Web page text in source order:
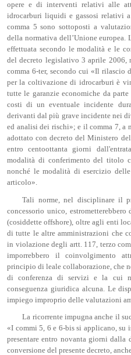
opere e di interventi relativi alle
idrocarburi liquidi e gassosi relativi
comma 5 sono sottoposti a
della normativa dell’Unione
effettuata secondo le modalità e le
del decreto legislativo 3 aprile 2006,
comma 6-ter, secondo cui «Il rilascio
per la coltivazione di idrocarburi è
tutte le garanzie economiche da
costi di un eventuale incidente
derivanti dal più grave incidente nei
ed analisi dei rischi»; e il comma 7, a
adottato con decreto del Ministero
entro centoottanta giorni
modalità di conferimento del titolo
nonché le modalità di esercizio
articolo».
Tali norme, nel disciplinare il
concessorio unico,
(cosiddette offshore), oltre agli enti
di tutte le altre amministrazioni che
in violazione degli artt. 117, terzo
imporrebbero il coinvolgimento
principio di leale collaborazione, che
di conferenza di servizi e la cui
conseguenza giuridica alcuna. Le
impiego improprio delle valutazioni
La ricorrente impugna anche il
«I commi 5, 6 e 6-bis si applicano, su
presentare entro novanta giorni
conversione del presente decreto,